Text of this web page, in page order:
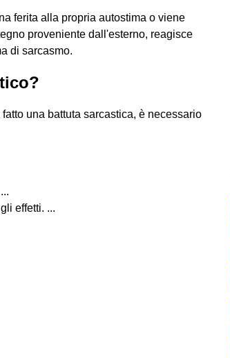
ferita alla propria autostima o viene
proveniente dall'esterno, reagisce
di sarcasmo.
una battuta sarcastica, è necessario
effetti. ...